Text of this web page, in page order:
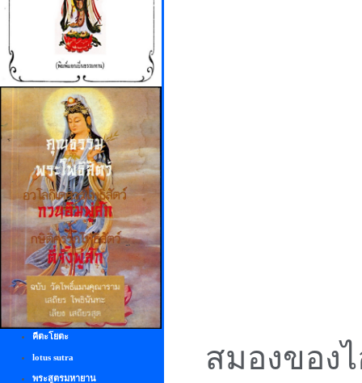
คีตะโยตะ
lotus sutra
พระสูตรมหายาน
สมองของ